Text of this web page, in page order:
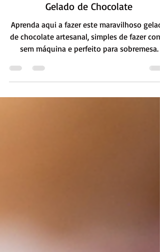
SORVETES, GELADOS, PARFAITS
Gelado de Chocolate
Aprenda aqui a fazer este maravilhoso
sem máquina e perfeito para sobremesa.